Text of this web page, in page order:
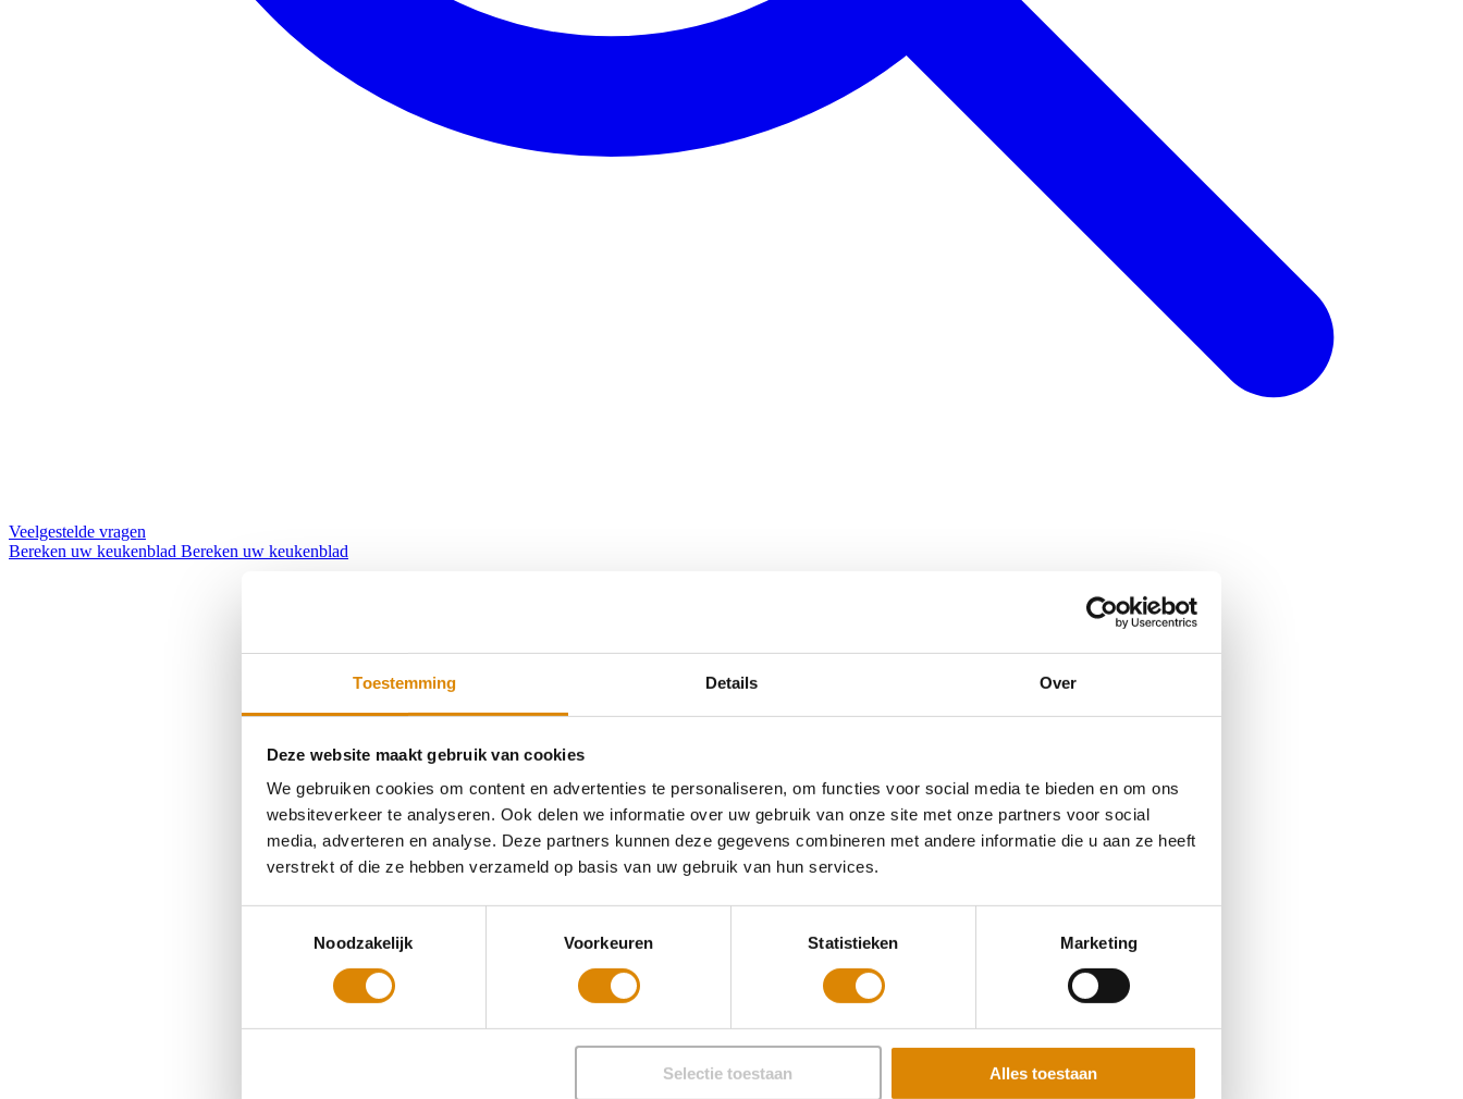
Toestemming Details Over
Deze website maakt gebruik van cookies
We gebruiken cookies om content en advertenties te personaliseren, om functies voor social media te bieden en om ons
websiteverkeer te analyseren. Ook delen we informatie over uw gebruik van onze site met onze partners voor social
media, adverteren en analyse. Deze partners kunnen deze gegevens combineren met andere informatie die u aan ze heeft
verstrekt of die ze hebben verzameld op basis van uw gebruik van hun services.
Noodzakelijk
Voorkeuren Statistieken Marketing
Selectie toestaan Alles toestaan
Veelgestelde vragen
Bereken uw keukenblad Bereken uw keukenblad